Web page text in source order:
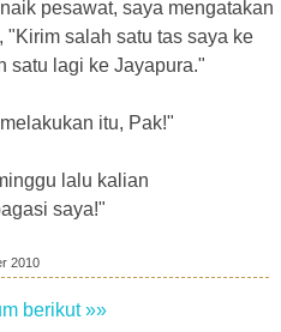
pesawat, saya mengatakan
salah satu tas saya ke
satu lagi ke Jayapura."
itu, Pak!"
lalu kalian
saya!"
2010
berikut »»